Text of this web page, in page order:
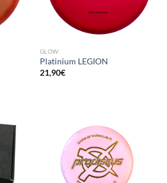
GLOW
Platinium LEGION
21,90€